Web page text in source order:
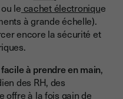
le cachet électronique
à grande échelle).
encore la sécurité et
à prendre en main,
des RH, des
offre à la fois gain de